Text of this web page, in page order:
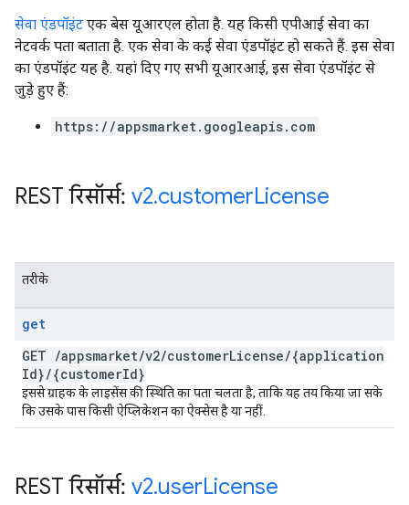
सेवा एंडपॉइंट एक बेस यूआरएल होता है. यह किसी एपीआई सेवा का
नेटवर्क पता बताता है. एक सेवा के कई सेवा एंडपॉइंट हो सकते हैं. इस सेवा
का एंडपॉइंट यह है. यहां दिए गए सभी यूआरआई, इस सेवा एंडपॉइंट से
जुड़े हुए हैं:
https://appsmarket.googleapis.com
REST रिसॉर्स: v2.customerLicense
तरीके
get
GET /appsmarket/v2/customerLicense/{application
Id}/{customerId}
इससे ग्राहक के लाइसेंस की स्थिति का पता चलता है, ताकि यह तय किया जा सके
कि उसके पास किसी ऐप्लिकेशन का ऐक्सेस है या नहीं.
REST रिसॉर्स: v2.userLicense